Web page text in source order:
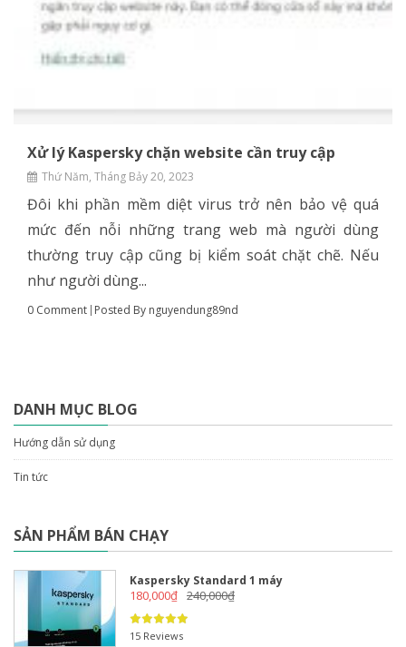
Xử lý Kaspersky chặn website cần truy cập
Thứ Năm, Tháng Bảy 20, 2023
Đôi khi phần mềm diệt virus trở nên bảo vệ quá
mức đến nỗi những trang web mà người dùng
thường truy cập cũng bị kiểm soát chặt chẽ. Nếu
như người dùng...
0 Comment Posted By nguyendung89nd
DANH MỤC BLOG
Hướng dẫn sử dụng
Tin tức
SẢN PHẨM BÁN CHẠY
Kaspersky Standard 1 máy
240,000₫
180,000₫
15 Reviews